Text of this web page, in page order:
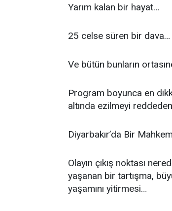
Yarım kalan bir hayat…
25 celse süren bir dava…
Ve bütün bunların
Program boyunca en
altında ezilmeyi
Diyarbakır’da Bir
Olayın çıkış noktası
yaşanan bir tartışma,
yaşamını yitirmesi…